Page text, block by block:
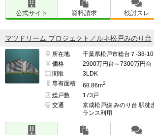
公式サイト 資料請求 検討スレ
マツドリーム プロジェクト／ルネ松戸みのり台
所在地
千葉県松戸市稔台７-38-10
価格
2900万円台～7300万円台
間取
3LDK
専有面積
68.86m2
総戸数
173戸
交通
京成松戸線 みのり台 駅
ランス利用